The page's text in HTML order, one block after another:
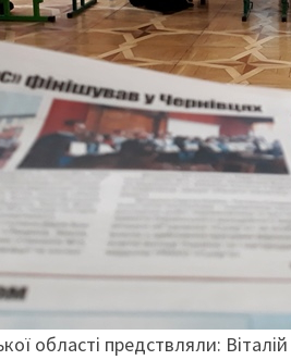
області предствляли: